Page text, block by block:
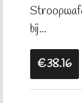
bij...
€38.16